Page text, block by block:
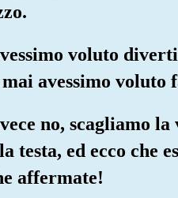
voluto
mai avessimo voluto
no, scagliamo
testa, ed ecco che
affermate!